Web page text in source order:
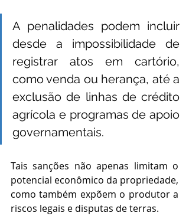
A penalidades podem incluir
desde a impossibilidade de
registrar atos em cartório,
como venda ou herança, até a
exclusão de linhas de crédito
agrícola e programas de apoio
governamentais.
Tais sanções não apenas limitam o
potencial econômico da propriedade,
como também expõem o produtor a
riscos legais e disputas de terras.